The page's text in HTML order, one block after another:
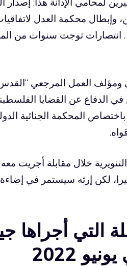
وإبطال محكمة العدل
. انتصارات توجت سنوات من
ومؤلف العمل المرجعي
الدفاع عن القضايا
باختصاص المحكمة الجنائية
لكن إرثه سيستمر في
التي أجراها
2022